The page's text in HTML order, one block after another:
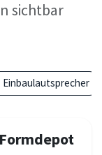
sichtbar
Einbaulautsprecher